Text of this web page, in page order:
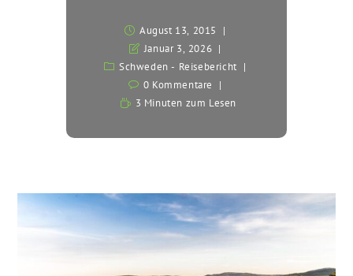
August 13, 2015
Januar 3, 2026
Schweden - Reisebericht
0 Kommentare
3 Minuten zum Lesen